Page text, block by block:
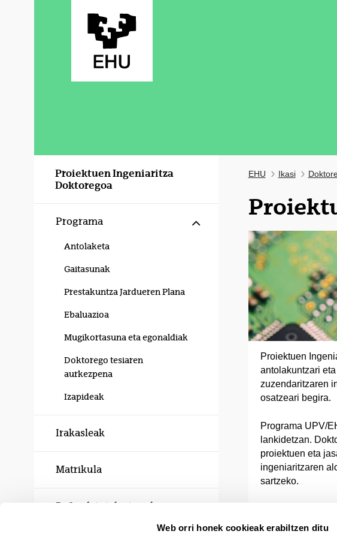
Web orri honek cookieak erabiltzen ditu
Proiektuen Ingeniaritza
Doktoregoa
Programa Erakutsi/izkutatu
Antolaketa
Gaitasunak
Prestakuntza Jardueren Plana
Ebaluazioa
Mugikortasuna eta egonaldiak
Doktorego tesiaren
aurkezpena
Izapideak
Irakasleak
Matrikula
Defendatutako tesiak
EHU Ikasi
Proiektuen
antolakuntzari
zuzendaritzaren
osatzeari begira.
Programa UPV/
lankidetzan.
proiektuen eta
ingeniaritzaren
sartzeko.